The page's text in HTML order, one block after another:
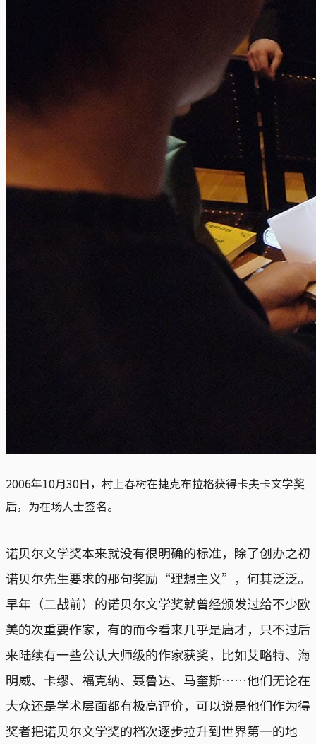
2006年10月30日，村上春树在捷克布拉格获得卡夫卡文学奖
后，为在场人士签名。
诺贝尔文学奖本来就没有很明确的标准，除了创办之初
诺贝尔先生要求的那句奖励“理想主义”，何其泛泛。
早年（二战前）的诺贝尔文学奖就曾经颁发过给不少欧
美的次重要作家，有的而今看来几乎是庸才，只不过后
来陆续有一些公认大师级的作家获奖，比如艾略特、海
明威、卡缪、福克纳、聂鲁达、马奎斯……他们无论在
大众还是学术层面都有极高评价，可以说是他们作为得
奖者把诺贝尔文学奖的档次逐步拉升到世界第一的地